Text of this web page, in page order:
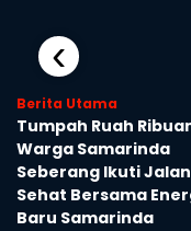
Berita Utama
Tumpah Ruah
Warga Samarinda
Seberang Ikuti Jalan
Sehat Bersama
Baru Samarinda
‹